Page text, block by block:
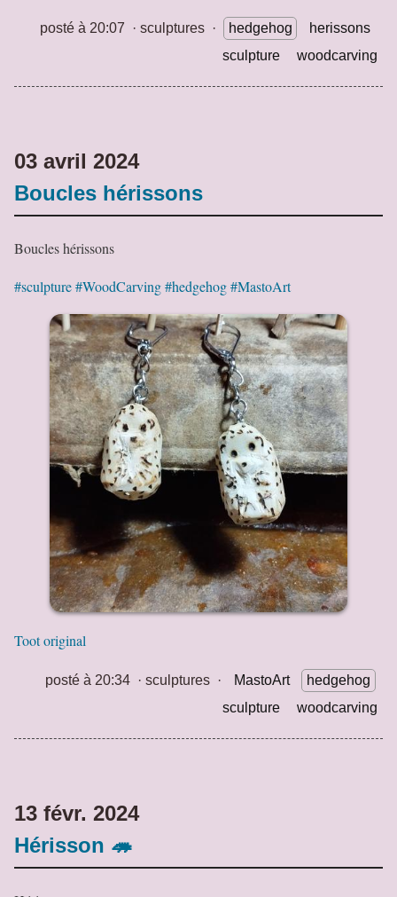
posté à 20:07 · sculptures· hedgehog
herissons
sculpture
woodcarving
03 avril 2024
Boucles hérissons
Boucles hérissons
#sculpture#WoodCarving#hedgehog#MastoArt
Toot original
posté à 20:34· sculptures· MastoArt
hedgehog
sculpture
woodcarving
13 févr. 2024
Hérisson 🦔